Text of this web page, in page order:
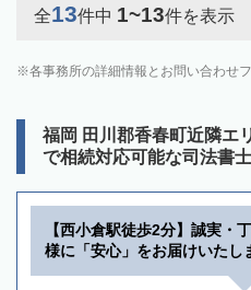
全13件中 1~13件を表示
各事務所の詳細情報とお問い合わせ
福岡 田川郡香春町近隣エ
で相続対応可能な司法書
【西小倉駅徒歩2分】誠実・
様に「安心」をお届けいたし